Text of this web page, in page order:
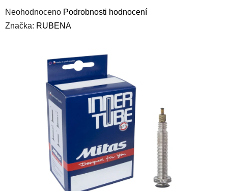
Průměrné
hodnocení
Neohodnoceno Podrobnosti hodnocení
Značka: RUBENA